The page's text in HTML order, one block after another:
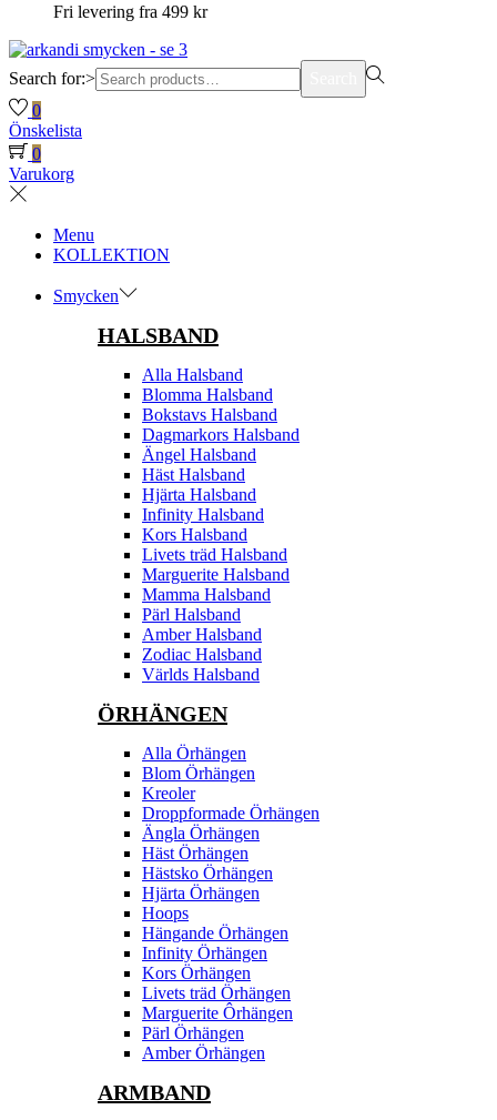
Fri levering fra 499 kr
Search for:>
0
Önskelista
0
Varukorg
Menu
KOLLEKTION
Smycken
HALSBAND
Alla Halsband
Blomma Halsband
Bokstavs Halsband
Dagmarkors Halsband
Ängel Halsband
Häst Halsband
Hjärta Halsband
Infinity Halsband
Kors Halsband
Livets träd Halsband
Marguerite Halsband
Mamma Halsband
Pärl Halsband
Amber Halsband
Zodiac Halsband
Världs Halsband
ÖRHÄNGEN
Alla Örhängen
Blom Örhängen
Kreoler
Droppformade Örhängen
Ängla Örhängen
Häst Örhängen
Hästsko Örhängen
Hjärta Örhängen
Hoops
Hängande Örhängen
Infinity Örhängen
Kors Örhängen
Livets träd Örhängen
Marguerite Ôrhängen
Pärl Örhängen
Amber Örhängen
ARMBAND